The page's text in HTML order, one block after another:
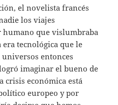
el novelista francés
los viajes
que vislumbraba
tecnológica que le
entonces
imaginar el bueno de
crisis económica está
europeo y por